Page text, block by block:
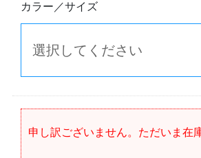
カラー／サイズ
申し訳ございません。ただいま在